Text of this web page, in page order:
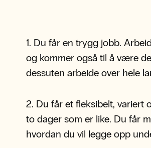
1. Du får en trygg jobb.
og kommer også til å være
dessuten arbeide over hele
2. Du får et fleksibelt, variert
to dager som er like. Du får
hvordan du vil legge opp